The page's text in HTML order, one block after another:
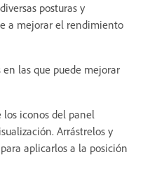
posturas y
a mejorar el rendimiento
en las que puede mejorar
los iconos del panel
Arrástrelos y
aplicarlos a la posición